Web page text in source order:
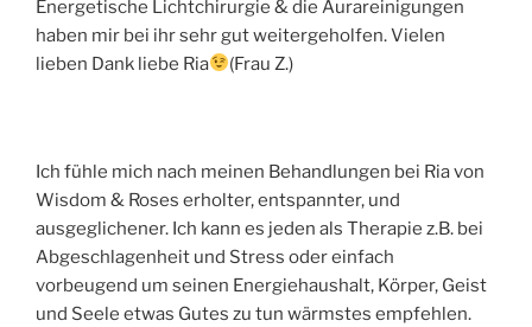
Energetische Lichtchirurgie & die Aurareinigungen
haben mir bei ihr sehr gut weitergeholfen. Vielen
lieben Dank liebe Ria
(Frau Z.)
Ich fühle mich nach meinen Behandlungen bei Ria von
Wisdom & Roses erholter, entspannter, und
ausgeglichener. Ich kann es jeden als Therapie z.B. bei
Abgeschlagenheit und Stress oder einfach
vorbeugend um seinen Energiehaushalt, Körper, Geist
und Seele etwas Gutes zu tun wärmstes empfehlen.